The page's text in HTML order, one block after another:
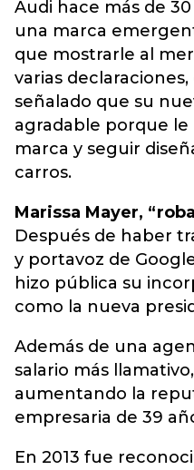
Audi hace más de
una marca
que mostrarle al
varias
señalado que su
agradable porque
marca y seguir
carros.
Marissa Mayer,
Después de haber
y portavoz de
hizo pública su
como la nueva
Además de una
salario más
aumentando la
empresaria de 39
En 2013 fue